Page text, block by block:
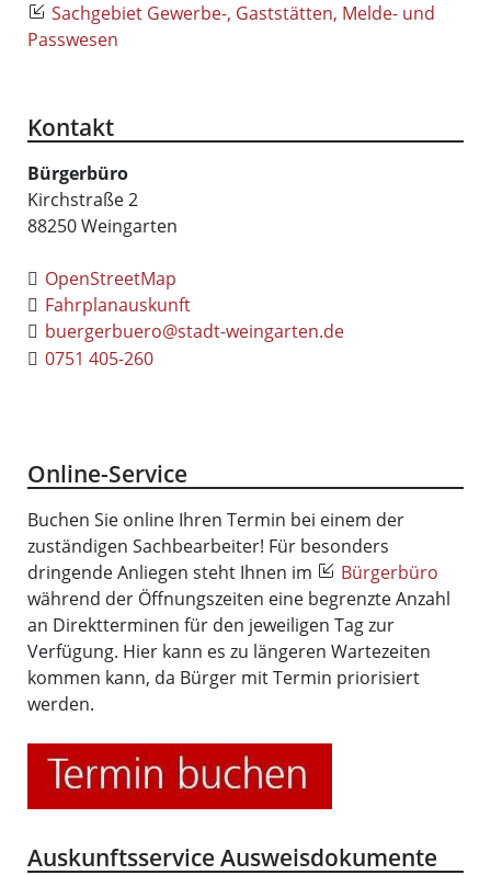
Sachgebiet Gewerbe-, Gaststätten, Melde- und
Passwesen
Kontakt
Bürgerbüro
Kirchstraße 2
88250Weingarten
OpenStreetMap
Fahrplanauskunft
buergerbuero@stadt-weingarten.de
0751 405-260
Online-Service
Buchen Sie online Ihren Termin bei einem der
zuständigen Sachbearbeiter! Für besonders
dringende Anliegen steht Ihnen im
Bürgerbüro
während der Öffnungszeiten eine begrenzte Anzahl
an Direktterminen für den jeweiligen Tag zur
Verfügung. Hier kann es zu längeren Wartezeiten
kommen kann, da Bürger mit Termin priorisiert
werden.
Auskunftsservice Ausweisdokumente